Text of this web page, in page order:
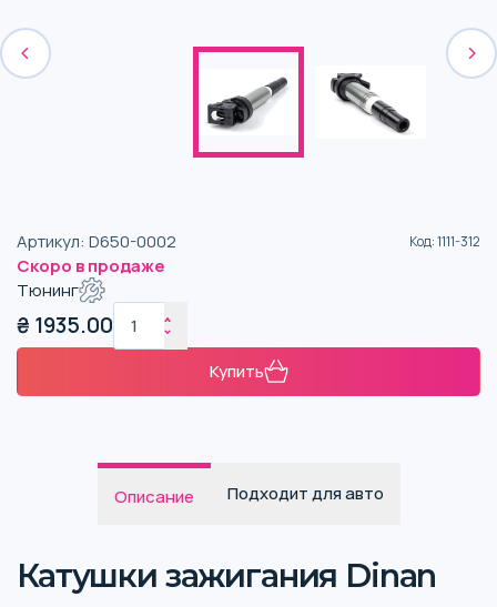
Артикул: D650-0002 Код:1111-312
Скоро в продаже
Тюнинг
₴ 1935.00
Купить
Описание Подходит для авто
Катушки зажигания Dinan